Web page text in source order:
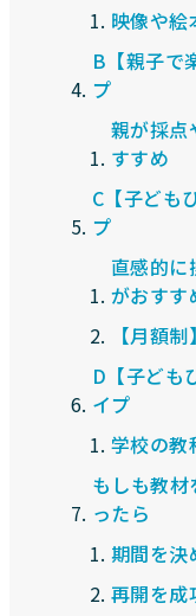
映像や絵
B【親子で
プ
親が採点
すすめ
C【子ども
プ
直感的に
がおすす
【月額
D【子ども
イプ
学校の教
もしも教材
ったら
期間を決
再開を成